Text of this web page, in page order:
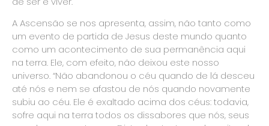
A Ascensão se nos apresenta, assim, não tanto como
um evento de partida de Jesus deste mundo quanto
como um acontecimento de sua permanência aqui
na terra. Ele, com efeito, não deixou este nosso
universo. “Não abandonou o céu quando de lá desceu
até nós e nem se afastou de nós quando novamente
subiu ao céu. Ele é exaltado acima dos céus: todavia,
sofre aqui na terra todos os dissabores que nós, seus